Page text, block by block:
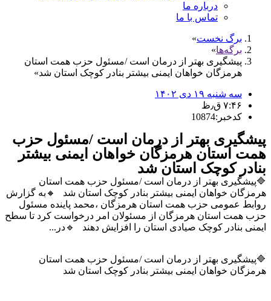
درباره ما
تماس با ما
برگ نخست
برگه‌ها
پیشگیری بهتر از درمان است /مسئول حزب همت استان
هرمزگان خواهان ایمنی بیشتر بنادر کوچک استان شد
سه شنبه ۱۹ دی ۱۴۰۲
۷:۴۶ ق٫ظ
کدخبر:10874
پیشگیری بهتر از درمان است /مسئول حزب
همت استان هرمزگان خواهان ایمنی بیشتر
بنادر کوچک استان شد
🔷پیشگیری بهتر از درمان است /مسئول حزب همت استان
هرمزگان خواهان ایمنی بیشتر بنادر کوچک استان شد 🔸به گزارش
روابط عمومی حزب همت استان هرمزگان ،محمد پاینده مسئول
حزب همت استان هرمزگان از مسئولان امر درخواست کرد تا سطح
ایمنی بنادر کوچک صیادی استان را افزایش دهند 🔹در...
🔷پیشگیری بهتر از درمان است /مسئول حزب همت استان
هرمزگان خواهان ایمنی بیشتر بنادر کوچک استان شد